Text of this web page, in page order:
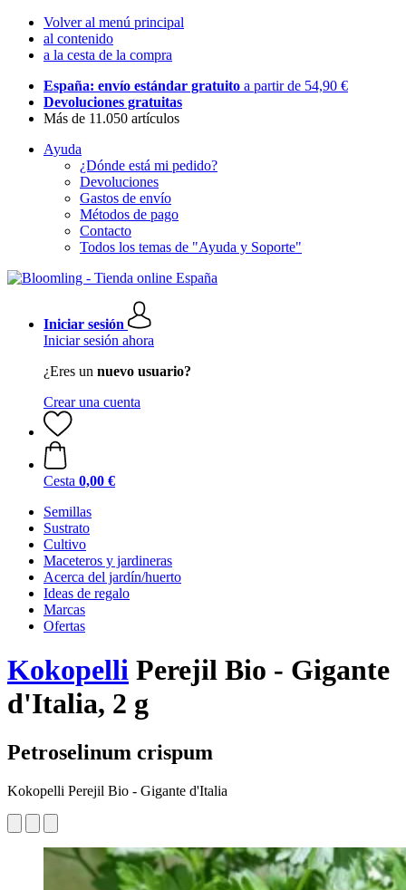
Volver al menú principal
al contenido
a la cesta de la compra
España: envío estándar gratuito a partir de 54,90 €
Devoluciones gratuitas
Más de 11.050 artículos
Ayuda
¿Dónde está mi pedido?
Devoluciones
Gastos de envío
Métodos de pago
Contacto
Todos los temas de "Ayuda y Soporte"
Iniciar sesión
Iniciar sesión ahora
¿Eres un nuevo usuario?
Crear una cuenta
Cesta 0,00 €
Semillas
Sustrato
Cultivo
Maceteros y jardineras
Acerca del jardín/huerto
Ideas de regalo
Marcas
Ofertas
Kokopelli Perejil Bio - Gigante
d'Italia, 2 g
Petroselinum crispum
Kokopelli Perejil Bio - Gigante d'Italia